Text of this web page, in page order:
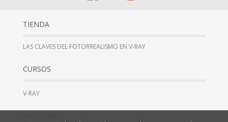
TIENDA
LAS CLAVES DEL FOTORREALISMO EN V-RAY
CURSOS
V-RAY